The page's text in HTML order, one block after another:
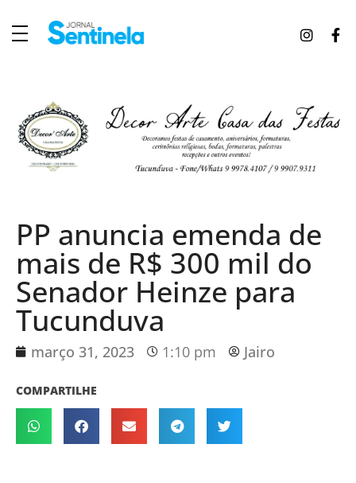
PP anuncia emenda de
mais de R$ 300 mil do
Senador Heinze para
Tucunduva
março 31, 2023 1:10 pm Jairo
COMPARTILHE